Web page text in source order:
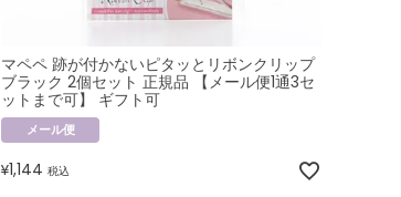
マペペ 跡が付かないピタッとリボンクリップ
ブラック 2個セット 正規品 【メール便1通3セ
ットまで可】 ギフト可
メール便
¥1,144 税込